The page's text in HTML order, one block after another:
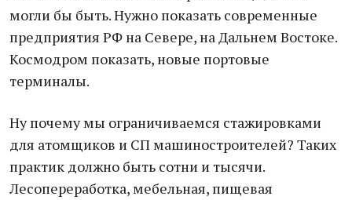
могли бы быть. Нужно показать современные
предприятия РФ на Севере, на Дальнем Востоке.
Космодром показать, новые портовые
терминалы.
Ну почему мы ограничиваемся стажировками
для атомщиков и СП машиностроителей? Таких
практик должно быть сотни и тысячи.
Лесопереработка, мебельная, пищевая